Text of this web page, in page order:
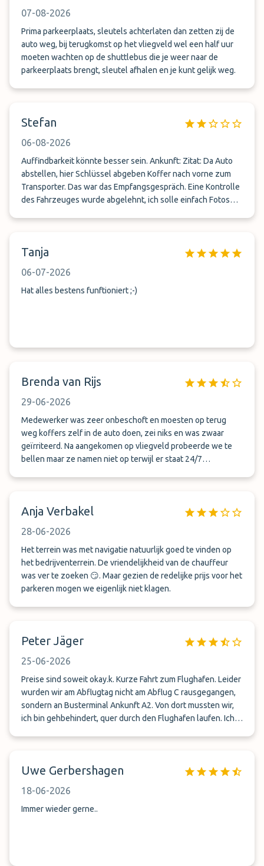
07-08-2026
Prima parkeerplaats, sleutels achterlaten dan zetten zij de
auto weg, bij terugkomst op het vliegveld wel een half uur
moeten wachten op de shuttlebus die je weer naar de
parkeerplaats brengt, sleutel afhalen en je kunt gelijk weg.
Stefan
06-08-2026
Auffindbarkeit könnte besser sein. Ankunft: Zitat: Da Auto
abstellen, hier Schlüssel abgeben Koffer nach vorne zum
Transporter. Das war das Empfangsgespräch. Eine Kontrolle
des Fahrzeuges wurde abgelehnt, ich solle einfach Fotos
Koffer sollten eigenständig verladen werden und dann wird
Plätze zugewiesen, als Familie durften wir nicht zusammen
sitzen. Immer wieder wurde gesagt, nix VIP Transport. Es
beim Abflug ausgestiegen sind. Wartezeit nach dem Anruf
freundlich. Vor Ort keine Fahrzeug Übergabe, sondern man
erhielt den Schlüssel mit den Worten: Ihr Fahrzeug steht da
irgendwo in der Reihe. Fazit: wird nicht nochmal gebucht
Tanja
06-07-2026
Hat alles bestens funftioniert ;-)
Brenda van Rijs
29-06-2026
Medewerker was zeer onbeschoft en moesten op terug
weg koffers zelf in de auto doen, zei niks en was zwaar
geïrriteerd. Na aangekomen op vliegveld probeerde we te
bellen maar ze namen niet op terwijl er staat 24/7
Anja Verbakel
28-06-2026
Het terrein was met navigatie natuurlijk goed te vinden op
het bedrijventerrein. De vriendelijkheid van de chauffeur
was ver te zoeken 😏. Maar gezien de redelijke prijs voor het
parkeren mogen we eigenlijk niet klagen.
Peter Jäger
25-06-2026
Preise sind soweit okay.k. Kurze Fahrt zum Flughafen. Leider
wurden wir am Abflugtag nicht am Abflug C rausgegangen,
sondern an Busterminal Ankunft A2. Von dort mussten wir,
ich bin gehbehindert, quer durch den Flughafen laufen. Ich
Spiel, wieder quer durch den Flughafen. Gott sei Dank hat
wieder den alten Anbieter, der zwar 20 Euro teurer ist, aber
dafür wird man auch komplett bis zum Abflug und am
Uwe Gerbershagen
18-06-2026
Immer wieder gerne..